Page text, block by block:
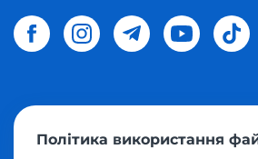
магазинів світу в Україну.Всі
Політика використання